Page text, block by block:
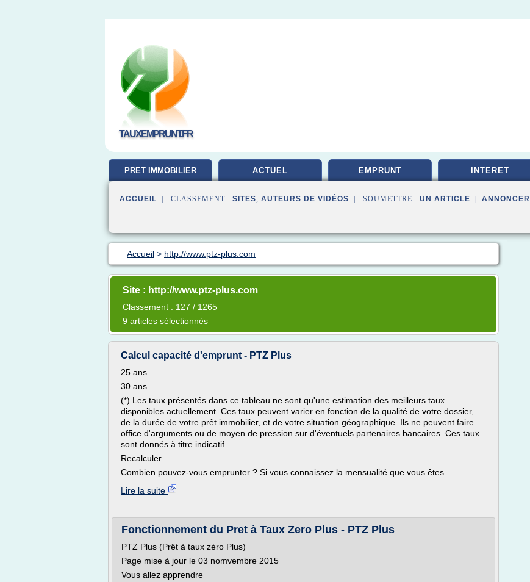
TAUXEMPRUNT.FR
PRET IMMOBILIER ACTUEL EMPRUNT INTERET
ACCUEIL | CLASSEMENT : SITES, AUTEURS DE VIDÉOS | SOUMETTRE : UN ARTICLE ANNONCER
Accueil > http://www.ptz-plus.com
Site : http://www.ptz-plus.com
Classement : 127 / 1265
9 articles sélectionnés
Calcul capacité d'emprunt - PTZ Plus
25 ans
30 ans
(*) Les taux présentés dans ce tableau ne sont qu'une estimation des meilleurs taux
disponibles actuellement. Ces taux peuvent varier en fonction de la qualité de votre dossier,
de la durée de votre prêt immobilier, et de votre situation géographique. Ils ne peuvent faire
office d'arguments ou de moyen de pression sur d'éventuels partenaires bancaires. Ces taux
sont donnés à titre indicatif.
Recalculer
Combien pouvez-vous emprunter ? Si vous connaissez la mensualité que vous êtes...
Lire la suite
Fonctionnement du Pret à Taux Zero Plus - PTZ Plus
PTZ Plus (Prêt à taux zéro Plus)
Page mise à jour le 03 nomvembre 2015
Vous allez apprendre